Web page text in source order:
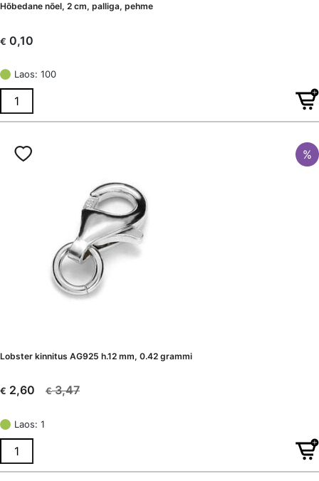
Hõbedane nõel, 2 cm, palliga, pehme
€ 0,10
Laos: 100
%
Lobster kinnitus AG925 h.12 mm, 0.42 grammi
€3,47
Algne
oli:
€ 3,47.
€ 2,60
Current
is:
€ 2,60.
Laos: 1